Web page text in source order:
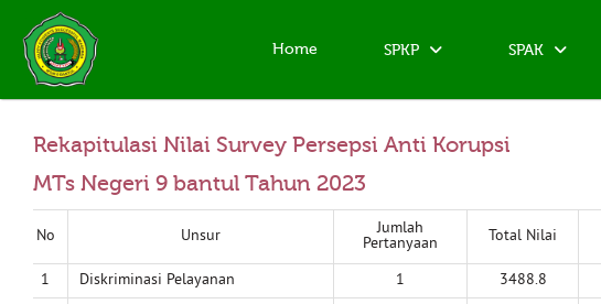
Home SPKP SPAK
Rekapitulasi Nilai Survey Persepsi Anti Korupsi
MTs Negeri 9 bantul Tahun 2023
No Unsur
Jumlah
Pertanyaan
Total Nilai
1
Diskriminasi Pelayanan 1 3488.8